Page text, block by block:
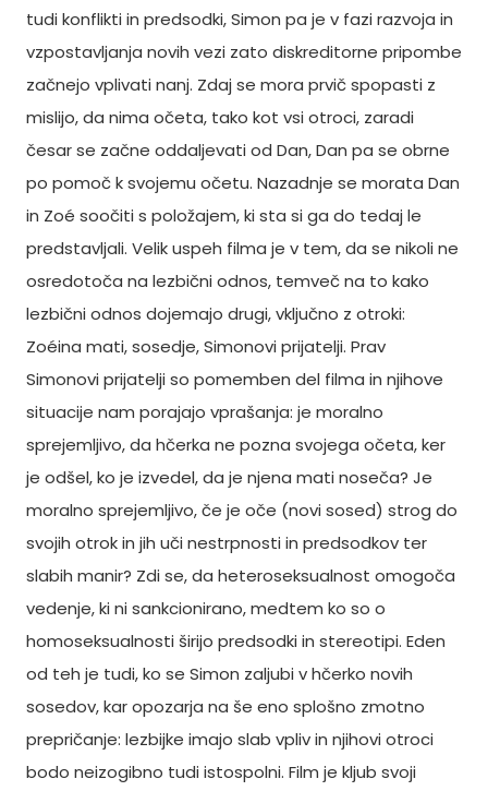
tudi konflikti in predsodki, Simon pa je v fazi razvoja in
vzpostavljanja novih vezi zato diskreditorne pripombe
začnejo vplivati nanj. Zdaj se mora prvič spopasti z
mislijo, da nima očeta, tako kot vsi otroci, zaradi
česar se začne oddaljevati od Dan, Dan pa se obrne
po pomoč k svojemu očetu. Nazadnje se morata Dan
in Zoé soočiti s položajem, ki sta si ga do tedaj le
predstavljali. Velik uspeh filma je v tem, da se nikoli ne
osredotoča na lezbični odnos, temveč na to kako
lezbični odnos dojemajo drugi, vključno z otroki:
Zoéina mati, sosedje, Simonovi prijatelji. Prav
Simonovi prijatelji so pomemben del filma in njihove
situacije nam porajajo vprašanja: je moralno
sprejemljivo, da hčerka ne pozna svojega očeta, ker
je odšel, ko je izvedel, da je njena mati noseča? Je
moralno sprejemljivo, če je oče (novi sosed) strog do
svojih otrok in jih uči nestrpnosti in predsodkov ter
slabih manir? Zdi se, da heteroseksualnost omogoča
vedenje, ki ni sankcionirano, medtem ko so o
homoseksualnosti širijo predsodki in stereotipi. Eden
od teh je tudi, ko se Simon zaljubi v hčerko novih
sosedov, kar opozarja na še eno splošno zmotno
prepričanje: lezbijke imajo slab vpliv in njihovi otroci
bodo neizogibno tudi istospolni. Film je kljub svoji